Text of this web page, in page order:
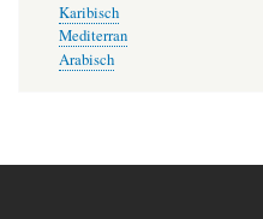
Karibisch
Mediterran
Arabisch